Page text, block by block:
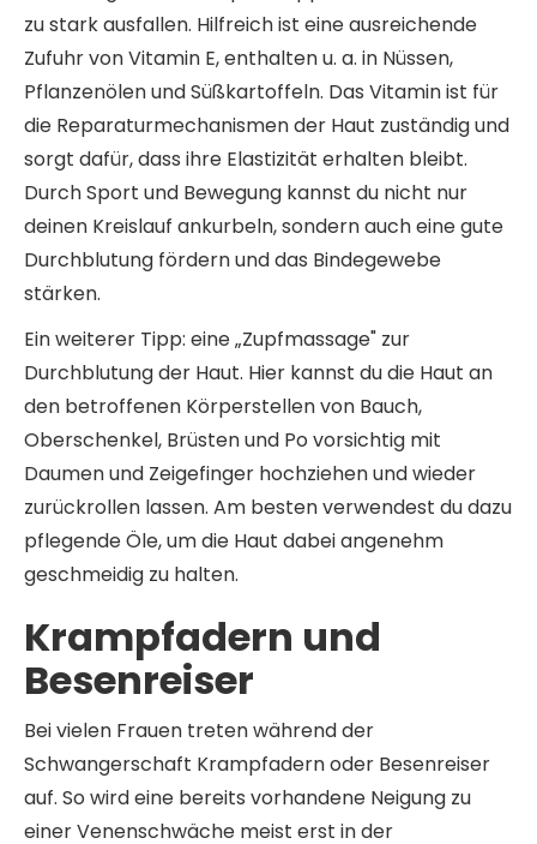
zu stark ausfallen. Hilfreich ist eine ausreichende
Zufuhr von Vitamin E, enthalten u. a. in Nüssen,
Pflanzenölen und Süßkartoffeln. Das Vitamin ist für
die Reparaturmechanismen der Haut zuständig und
sorgt dafür, dass ihre Elastizität erhalten bleibt.
Durch Sport und Bewegung kannst du nicht nur
deinen Kreislauf ankurbeln, sondern auch eine gute
Durchblutung fördern und das Bindegewebe
stärken.
Ein weiterer Tipp: eine „Zupfmassage" zur
Durchblutung der Haut. Hier kannst du die Haut an
den betroffenen Körperstellen von Bauch,
Oberschenkel, Brüsten und Po vorsichtig mit
Daumen und Zeigefinger hochziehen und wieder
zurückrollen lassen. Am besten verwendest du dazu
pflegende Öle, um die Haut dabei angenehm
geschmeidig zu halten.
Krampfadern und
Besenreiser
Bei vielen Frauen treten während der
Schwangerschaft Krampfadern oder Besenreiser
auf. So wird eine bereits vorhandene Neigung zu
einer Venenschwäche meist erst in der